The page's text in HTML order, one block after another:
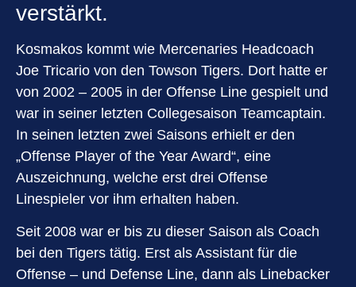
verstärkt.
Kosmakos kommt wie Mercenaries Headcoach
Joe Tricario von den Towson Tigers. Dort hatte er
von 2002 – 2005 in der Offense Line gespielt und
war in seiner letzten Collegesaison Teamcaptain.
In seinen letzten zwei Saisons erhielt er den
„Offense Player of the Year Award“, eine
Auszeichnung, welche erst drei Offense
Linespieler vor ihm erhalten haben.
Seit 2008 war er bis zu dieser Saison als Coach
bei den Tigers tätig. Erst als Assistant für die
Offense – und Defense Line, dann als Linebacker